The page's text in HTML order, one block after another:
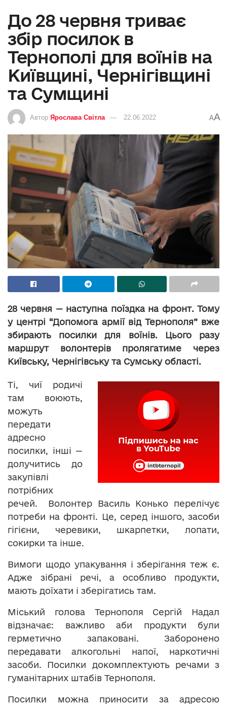
До 28 червня триває
збір посилок в
Тернополі для воїнів на
Київщині, Чернігівщині
та Сумщині
Автор Ярослава Світла 22.06.2022 AA
28 червня — наступна поїздка на фронт. Тому
у центрі “Допомога армії від Тернополя” вже
збирають посилки для воїнів. Цього разу
маршрут волонтерів пролягатиме через
Київську, Чернігівську та Сумську області.
Ті, чиї родичі
там воюють,
можуть
передати
адресно
посилки, інші —
долучитись до
закупівлі
потрібних
речей. Волонтер Василь Конько перелічує
потреби на фронті. Це, серед іншого, засоби
гігієни, черевики, шкарпетки, лопати,
сокирки та інше.
Вимоги щодо упакування і зберігання теж є.
Адже зібрані речі, а особливо продукти,
мають доїхати і зберігатись там.
Міський голова Тернополя Сергій Надал
відзначає: важливо аби продукти були
герметично запаковані. Заборонено
передавати алкогольні напої, наркотичні
засоби. Посилки докомплектують речами з
гуманітарних штабів Тернополя.
Посилки можна приносити за адресою